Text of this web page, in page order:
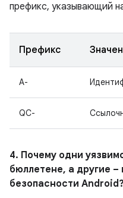
префикс, указывающий
Префикс
A-
QC-
4. Почему одни
бюллетене, а другие –
безопасности Android?